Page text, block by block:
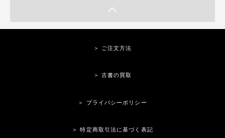
＞ ご注文方法
＞ 古書の買取
＞ プライバシーポリシー
＞ 特定商取引法に基づく表記